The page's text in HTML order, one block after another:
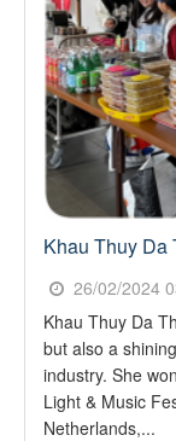
Khau Thuy Da
26/02/2024
Khau Thuy Da
but also a
industry. She
Light & Music
Netherlands,...